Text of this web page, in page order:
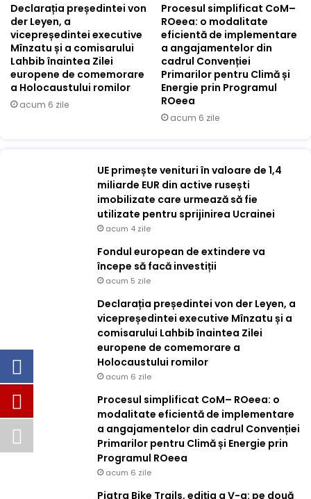
Declarația președintei von
der Leyen, a
vicepreședintei executive
Mînzatu și a comisarului
Lahbib înaintea Zilei
europene de comemorare
a Holocaustului romilor
acum 6 zile
Procesul simplificat CoM–
ROeea: o modalitate
eficientă de implementare
a angajamentelor din
cadrul Convenției
Primarilor pentru Climă și
Energie prin Programul
ROeea
acum 6 zile
UE primește venituri în valoare de 1,4
miliarde EUR din active rusești
imobilizate care urmează să fie
utilizate pentru sprijinirea Ucrainei
acum 4 zile
Fondul european de extindere va
începe să facă investiții
acum 5 zile
Declarația președintei von der Leyen, a
vicepreședintei executive Mînzatu și a
comisarului Lahbib înaintea Zilei
europene de comemorare a
Holocaustului romilor
acum 6 zile
Procesul simplificat CoM– ROeea: o
modalitate eficientă de implementare
a angajamentelor din cadrul Convenției
Primarilor pentru Climă și Energie prin
Programul ROeea
acum 6 zile
Piatra Bike Trails, ediția a V-a: pe două